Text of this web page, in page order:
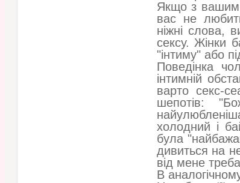
Якщо з вашим
вас не
ніжні слова,
сексу. Жінки
"інтиму" або
Поведінка
інтимній
варто секс-
шепотів:
холодний і
була
дивиться на
від мене
В